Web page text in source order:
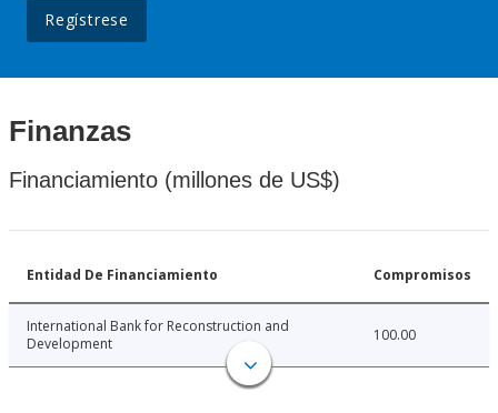
Regístrese
Finanzas
Financiamiento (millones de US$)
Entidad De Financiamiento Compromisos
International Bank for Reconstruction and
Development
100.00